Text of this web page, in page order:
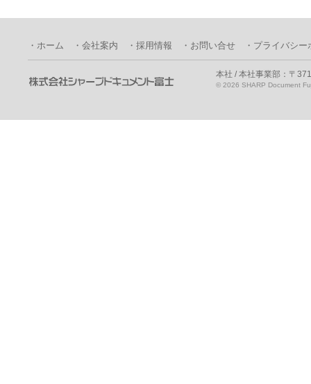
・ホーム ・会社案内 ・採用情報 ・お問い合せ ・プライバシ
本社 / 本社事業部：〒
© 2026 SHARP Document